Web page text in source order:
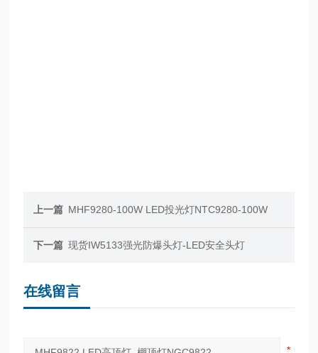
上一篇 MHF9280-100W LED投光灯NTC9280-100W
下一篇 现货IW5133强光防爆头灯-LED安全头灯
在线留言